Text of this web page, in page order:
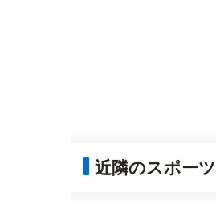
近隣のスポー